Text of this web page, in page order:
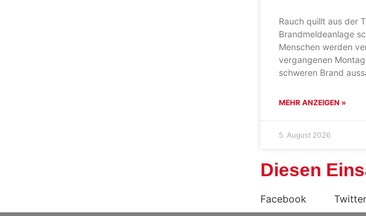
Rauch quillt aus der
Brandmeldeanlage
Menschen werden
vergangenen
schweren Brand
MEHR ANZEIGEN »
5. August 2026
Diesen
Facebook Twitter